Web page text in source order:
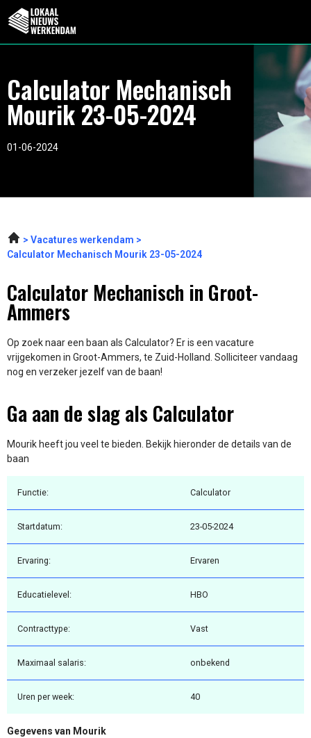
Calculator Mechanisch
Mourik 23-05-2024
01-06-2024
Vacatures werkendam
Calculator Mechanisch Mourik 23-05-2024
Calculator Mechanisch in Groot-
Ammers
Op zoek naar een baan als Calculator? Er is een vacature
vrijgekomen in Groot-Ammers, te Zuid-Holland. Solliciteer vandaag
nog en verzeker jezelf van de baan!
Ga aan de slag als Calculator
Mourik heeft jou veel te bieden. Bekijk hieronder de details van de
baan
Functie: Calculator
Startdatum: 23-05-2024
Ervaring: Ervaren
Educatielevel: HBO
Contracttype: Vast
Maximaal salaris: onbekend
Uren per week: 40
Gegevens van Mourik